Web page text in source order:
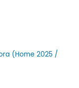
(Home 2025 /